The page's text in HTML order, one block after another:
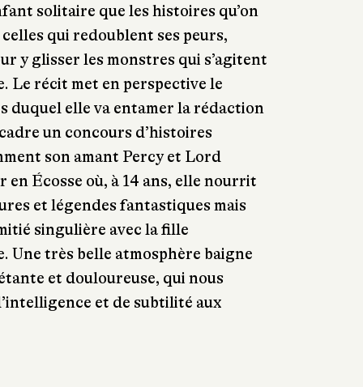
solitaire que les histoires qu’on
qui redoublent ses peurs,
y glisser les monstres qui s’agitent
Le récit met en perspective le
duquel elle va entamer la rédaction
un concours d’histoires
son amant Percy et Lord
en Écosse où, à 14 ans, elle nourrit
et légendes fantastiques mais
singulière avec la fille
Une très belle atmosphère baigne
et douloureuse, qui nous
et de subtilité aux